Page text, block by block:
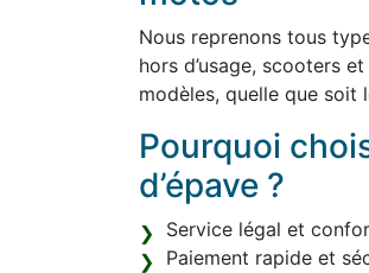
Nous reprenons tous
hors d’usage, scooters
modèles, quelle que soit
Pourquoi
d’épave ?
Service légal et
Paiement rapide et